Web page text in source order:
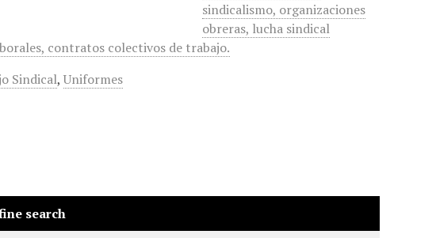
sindicalismo, organizaciones
obreras, lucha sindical
contratos colectivos de trabajo.
Sindical,Uniformes
search